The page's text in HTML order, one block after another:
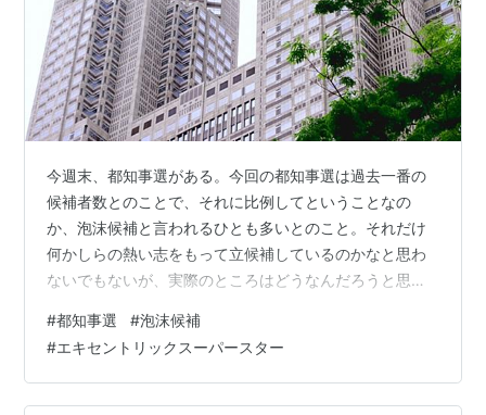
今週末、都知事選がある。今回の都知事選は過去一番の
候補者数とのことで、それに比例してということなの
か、泡沫候補と言われるひとも多いとのこと。それだけ
何かしらの熱い志をもって立候補しているのかなと思わ
ないでもないが、実際のところはどうなんだろうと思っ
と効果をどうとるか、というところである。自分の主張
が機材の揃った状態で撮影され、よほどのことがなけれ
ばけっこう際どい内容でもテレビで放映される。決して
安くはない金額ではありつつも、何かの活動の広告費と
#都知事選 #泡沫候補
#エキセントリックスーパースター